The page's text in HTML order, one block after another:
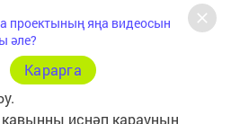
икәнен тойсагыз, аннан
һәм әкренләп бозыла
ук таш кебек кап-каты
– аның өлгереп
кавынны иснәп карауның
проектының яңа видеосын
әле?
Карарга